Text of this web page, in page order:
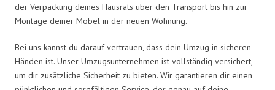
der Verpackung deines Hausrats über den Transport bis hin zur
Montage deiner Möbel in der neuen Wohnung.
Bei uns kannst du darauf vertrauen, dass dein Umzug in sicheren
Händen ist. Unser Umzugsunternehmen ist vollständig versichert,
um dir zusätzliche Sicherheit zu bieten. Wir garantieren dir einen